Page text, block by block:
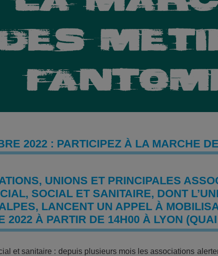
2022 : PARTICIPEZ À LA MARCHE
UNIONS ET PRINCIPALES
SOCIAL ET SANITAIRE, DONT
LANCENT UN APPEL À
2022 À PARTIR DE 14H00 À LYON
et sanitaire : depuis plusieurs mois les associations